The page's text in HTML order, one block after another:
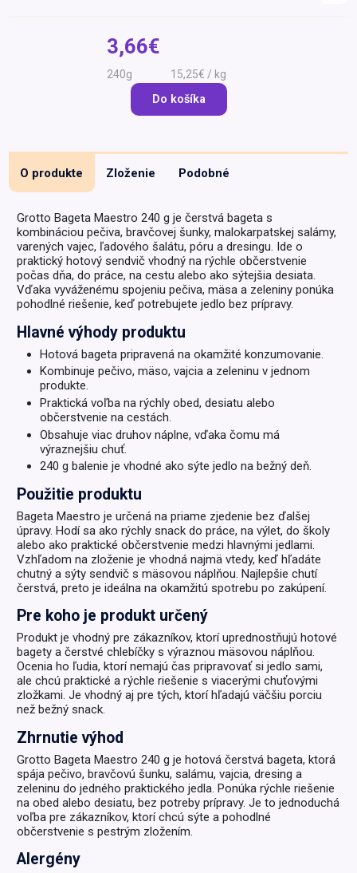
Darčekové
poukazy
Recepty
Domáci miláčikovia
3,66€
240g 15,25€ / kg
Do košíka
O produkte Zloženie Podobné
Grotto Bageta Maestro 240 g je čerstvá bageta s
kombináciou pečiva, bravčovej šunky, malokarpatskej salámy,
varených vajec, ľadového šalátu, póru a dresingu. Ide o
praktický hotový sendvič vhodný na rýchle občerstvenie
počas dňa, do práce, na cestu alebo ako sýtejšia desiata.
Vďaka vyváženému spojeniu pečiva, mäsa a zeleniny ponúka
pohodlné riešenie, keď potrebujete jedlo bez prípravy.
Hlavné výhody produktu
Hotová bageta pripravená na okamžité konzumovanie.
Kombinuje pečivo, mäso, vajcia a zeleninu v jednom
produkte.
Praktická voľba na rýchly obed, desiatu alebo
občerstvenie na cestách.
Obsahuje viac druhov náplne, vďaka čomu má
výraznejšiu chuť.
240 g balenie je vhodné ako sýte jedlo na bežný deň.
Použitie produktu
Bageta Maestro je určená na priame zjedenie bez ďalšej
úpravy. Hodí sa ako rýchly snack do práce, na výlet, do školy
alebo ako praktické občerstvenie medzi hlavnými jedlami.
Vzhľadom na zloženie je vhodná najmä vtedy, keď hľadáte
chutný a sýty sendvič s mäsovou náplňou. Najlepšie chutí
čerstvá, preto je ideálna na okamžitú spotrebu po zakúpení.
Pre koho je produkt určený
Produkt je vhodný pre zákazníkov, ktorí uprednostňujú hotové
bagety a čerstvé chlebíčky s výraznou mäsovou náplňou.
Ocenia ho ľudia, ktorí nemajú čas pripravovať si jedlo sami,
ale chcú praktické a rýchle riešenie s viacerými chuťovými
zložkami. Je vhodný aj pre tých, ktorí hľadajú väčšiu porciu
než bežný snack.
Zhrnutie výhod
Grotto Bageta Maestro 240 g je hotová čerstvá bageta, ktorá
spája pečivo, bravčovú šunku, salámu, vajcia, dresing a
zeleninu do jedného praktického jedla. Ponúka rýchle riešenie
na obed alebo desiatu, bez potreby prípravy. Je to jednoduchá
voľba pre zákazníkov, ktorí chcú sýte a pohodlné
občerstvenie s pestrým zložením.
Alergény